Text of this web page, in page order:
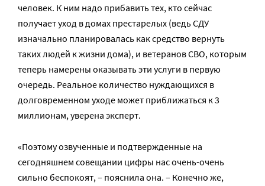
человек. К ним надо прибавить тех, кто сейчас
получает уход в домах престарелых (ведь СДУ
изначально планировалась как средство вернуть
таких людей к жизни дома), и ветеранов СВО, которым
теперь намерены оказывать эти услуги в первую
очередь. Реальное количество нуждающихся в
долговременном уходе может приближаться к 3
миллионам, уверена эксперт.
«Поэтому озвученные и подтвержденные на
сегодняшнем совещании цифры нас очень-очень
сильно беспокоят, – пояснила она. – Конечно же,